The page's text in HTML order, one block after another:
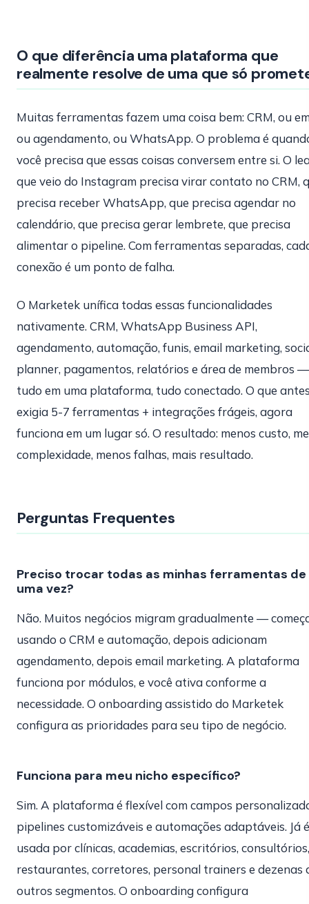
O que diferência uma plataforma que
realmente resolve de uma que só
Muitas ferramentas fazem uma coisa bem: CRM, ou
ou agendamento, ou WhatsApp. O problema é
você precisa que essas coisas conversem entre si. O
que veio do Instagram precisa virar contato no CRM,
precisa receber WhatsApp, que precisa agendar no
calendário, que precisa gerar lembrete, que precisa
alimentar o pipeline. Com ferramentas separadas,
conexão é um ponto de falha.
O Marketek unífica todas essas funcionalidades
nativamente. CRM, WhatsApp Business API,
agendamento, automação, funis, email marketing,
planner, pagamentos, relatórios e área de membros —
tudo em uma plataforma, tudo conectado. O que
exigia 5-7 ferramentas + integrações frágeis, agora
funciona em um lugar só. O resultado: menos custo,
complexidade, menos falhas, mais resultado.
Perguntas Frequentes
Preciso trocar todas as minhas ferramentas de
uma vez?
Não. Muitos negócios migram gradualmente —
usando o CRM e automação, depois adicionam
agendamento, depois email marketing. A plataforma
funciona por módulos, e você ativa conforme a
necessidade. O onboarding assistido do Marketek
configura as prioridades para seu tipo de negócio.
Funciona para meu nicho específico?
Sim. A plataforma é flexível com campos
pipelines customizáveis e automações adaptáveis. Já é
usada por clínicas, academias, escritórios, consultórios,
restaurantes, corretores, personal trainers e dezenas
outros segmentos. O onboarding configura